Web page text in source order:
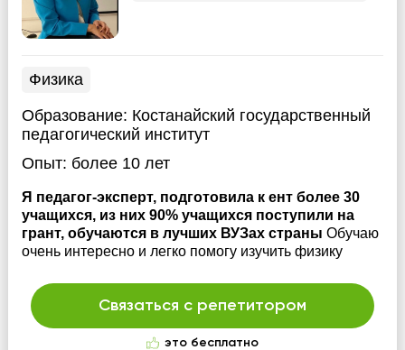
Физика
Образование: Костанайский государственный
педагогический институт
Опыт: более 10 лет
Я педагог-эксперт, подготовила к ент более 30
учащихся, из них 90% учащихся поступили на
грант, обучаются в лучших ВУЗах страны Обучаю
очень интересно и легко помогу изучить физику
Связаться с репетитором
это бесплатно